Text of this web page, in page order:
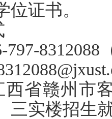
证书。
8312088
省赣州市
三实楼招生